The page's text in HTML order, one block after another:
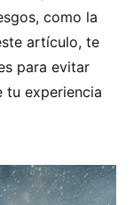
como la
artículo, te
para evitar
tu experiencia